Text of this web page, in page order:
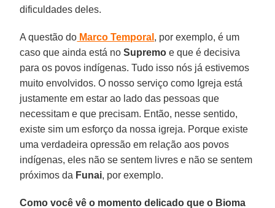
dificuldades deles.
A questão do Marco Temporal , por exemplo, é um
caso que ainda está noSupremo e que é decisiva
para os povos indígenas. Tudo isso nós já estivemos
muito envolvidos. O nosso serviço como Igreja está
justamente em estar ao lado das pessoas que
necessitam e que precisam. Então, nesse sentido,
existe sim um esforço da nossa igreja. Porque existe
uma verdadeira opressão em relação aos povos
indígenas, eles não se sentem livres e não se sentem
próximos da Funai, por exemplo.
Como você vê o momento delicado que o Bioma